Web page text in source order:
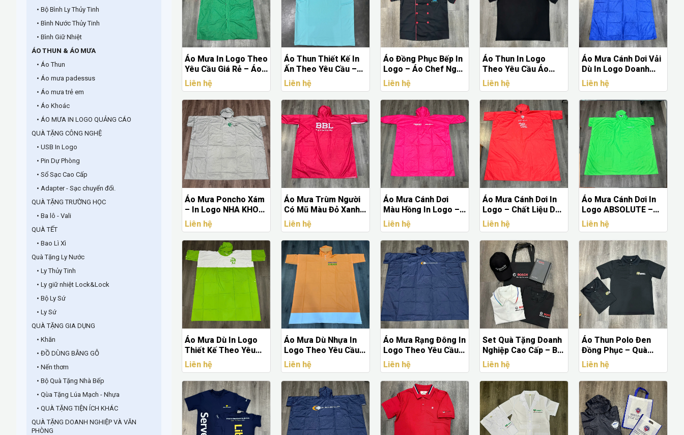
Áo Mưa In Logo Theo
Yêu Cầu Giá Rẻ – Áo
Mưa Quảng Cáo
Doanh Nghiệp
Liên hệ
Áo Thun Thiết Kế In
Ấn Theo Yêu Cầu –
Áo Polo Đồng Phục
Doanh Nghiệp
Liên hệ
Áo Đồng Phục Bếp In
Logo – Áo Chef Ngắn
Tay Chuyên Nghiệp
Theo Yêu Cầu
Liên hệ
Áo Thun In Logo
Theo Yêu Cầu Áo
Đồng Phục Doanh
Nghiệp Cao Cấp
Liên hệ
Áo Mưa Cánh Dơi Vải
Dù In Logo Doanh
Nghiệp
Liên hệ
Áo Mưa Poncho Xám
– In Logo NHA KHOA
PT
Liên hệ
Áo Mưa Trùm Người
Có Mũ Màu Đỏ Xanh –
In Logo BBL Build
Better Life
Liên hệ
Áo Mưa Cánh Dơi
Màu Hồng In Logo –
Thiết Kế Che Phủ
Rộng, Dễ Gấp Gọn
Liên hệ
Áo Mưa Cánh Dơi In
Logo – Chất Liệu Dày,
Màu Đỏ Nổi Bật
Liên hệ
Áo Mưa Cánh Dơi In
Logo ABSOLUTE –
Xanh Lá Nổi Bật,
Chống Thấm Tốt
Liên hệ
Áo Mưa Dù In Logo
Thiết Kế Theo Yêu
Cầu - Sản Xuất Áo
Mưa Quảng Cáo
Liên hệ
Áo Mưa Dù Nhựa In
Logo Theo Yêu Cầu –
Giá Rẻ, In Nhanh | Quà
Tặng Nhanh
Liên hệ
Áo Mưa Rạng Đông In
Logo Theo Yêu Cầu –
Giá Tốt, Giao Nhanh
Liên hệ
Set Quà Tặng Doanh
Nghiệp Cao Cấp – Bộ
Quà Đồng Bộ Thương
Hiệu Chuyên Nghiệp
Liên hệ
Áo Thun Polo Đen
Đồng Phục – Quà
Tặng Doanh Nghiệp
Hiện Đại & Chuyên
Nghiệp
Liên hệ
• Bộ Bình Ly Thủy Tinh
• Bình Nước Thủy Tinh
• Bình Giữ Nhiệt
ÁO THUN & ÁO MƯA
• Áo Thun
• Áo mưa padessus
• Áo mưa trẻ em
• Áo Khoác
• ÁO MƯA IN LOGO QUẢNG CÁO
QUÀ TẶNG CÔNG NGHỆ
• USB In Logo
• Pin Dự Phòng
• Sổ Sạc Cao Cấp
• Adapter - Sạc chuyển đổi.
QUÀ TẶNG TRƯỜNG HỌC
• Ba lô - Vali
QUÀ TẾT
• Bao Lì Xì
Quà Tặng Ly Nước
• Ly Thủy Tinh
• Ly giữ nhiệt Lock&Lock
• Bộ Ly Sứ
• Ly Sứ
QUÀ TẶNG GIA DỤNG
• Khăn
• ĐỒ DÙNG BẰNG GỖ
• Nến thơm
• Bộ Quà Tặng Nhà Bếp
• Qùa Tặng Lúa Mạch - Nhựa
• QUÀ TẶNG TIỆN ÍCH KHÁC
QUÀ TẶNG DOANH NGHIỆP VÀ VĂN
PHÒNG